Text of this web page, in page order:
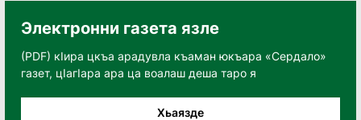
Электронни газета язле
(PDF) кӀира цкъа арадувла къаман юкъара «Сердало»
газет, цӀагӀара ара ца воалаш деша таро я
Хьаязде